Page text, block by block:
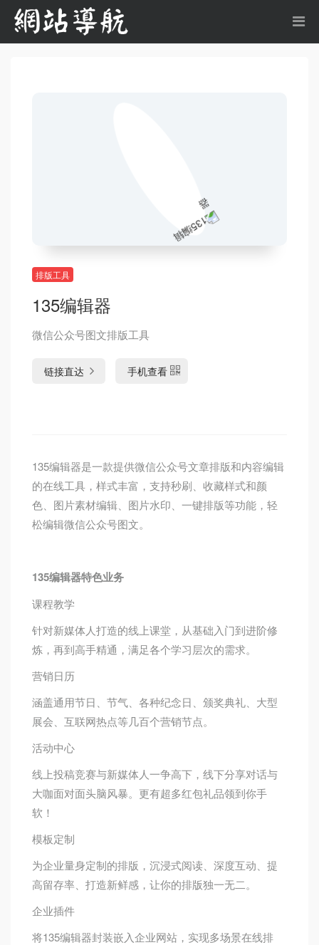
排版工具
135编辑器
微信公众号图文排版工具
链接直达 手机查看
135编辑器是一款提供微信公众号文章排版和内容编辑
的在线工具，样式丰富，支持秒刷、收藏样式和颜
色、图片素材编辑、图片水印、一键排版等功能，轻
松编辑微信公众号图文。
135编辑器特色业务
课程教学
针对新媒体人打造的线上课堂，从基础入门到进阶修
炼，再到高手精通，满足各个学习层次的需求。
营销日历
涵盖通用节日、节气、各种纪念日、颁奖典礼、大型
展会、互联网热点等几百个营销节点。
活动中心
线上投稿竞赛与新媒体人一争高下，线下分享对话与
大咖面对面头脑风暴。更有超多红包礼品领到你手
软！
模板定制
为企业量身定制的排版，沉浸式阅读、深度互动、提
高留存率、打造新鲜感，让你的排版独一无二。
企业插件
将135编辑器封装嵌入企业网站，实现多场景在线排